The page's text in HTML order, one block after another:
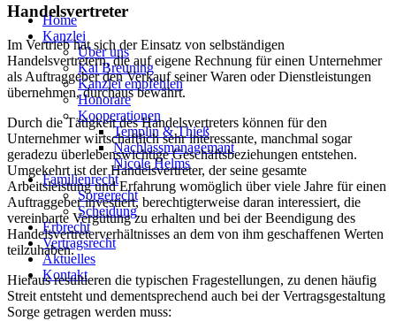
Home
Kanzlei
Über uns
Kai Breuning
Kanzlei empfehlen
Honorare
Kooperationen
Templin & Thieß
Nachlassmanagemant
Nicole Helms
Familienrecht
Sorgerecht
Scheidung
Erbrecht
Vertragsrecht
Aktuelles
Kontakt
Handelsvertreter
Im Vertrieb hat sich der Einsatz von selbständigen
Handelsvertretern, die auf eigene Rechnung für einen Unternehmer
als Auftraggeber den Verkauf seiner Waren oder Dienstleistungen
übernehmen, durchaus bewährt.
Durch die Tätigkeit des Handelsvertreters können für den
Unternehmer wirtschaftlich sehr interessante, manchmal sogar
geradezu überlebenswichtige Geschäftsbeziehungen entstehen.
Umgekehrt ist der Handelsvertreter, der seine gesamte
Arbeitsleistung und Erfahrung womöglich über viele Jahre für einen
Auftraggeber investiert, berechtigterweise daran interessiert, die
vereinbarte Vergütung zu erhalten und bei der Beendigung des
Handelsvertreterverhältnisses an dem von ihm geschaffenen Werten
teilzuhaben.
Hieraus resultieren die typischen Fragestellungen, zu denen häufig
Streit entsteht und dementsprechend auch bei der Vertragsgestaltung
Sorge getragen werden muss: